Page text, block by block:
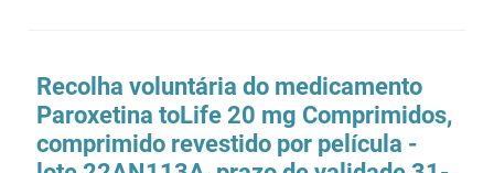
Recolha voluntária do medicamento
Paroxetina toLife 20 mg Comprimidos,
comprimido revestido por película -